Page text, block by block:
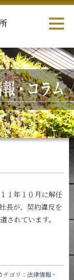
１年１０月に解任
長が、契約違反を
されています。
テゴリ： 法律情報・